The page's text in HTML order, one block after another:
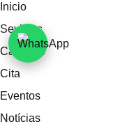
Inicio
Sevicios
Catálogo
Cita
Eventos
Notícias